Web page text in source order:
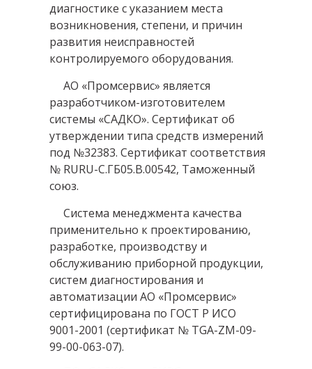
диагностике с указанием места
возникновения, степени, и причин
развития неисправностей
контролируемого оборудования.
АО «Промсервис» является
разработчиком-изготовителем
системы «САДКО». Сертификат об
утверждении типа средств измерений
под №32383. Сертификат соответствия
№ RURU-C.ГБ05.В.00542, Таможенный
союз.
Система менеджмента качества
применительно к проектированию,
разработке, производству и
обслуживанию приборной продукции,
систем диагностирования и
автоматизации АО «Промсервис»
сертифицирована по ГОСТ Р ИСО
9001-2001 (сертификат № TGA-ZM-09-
99-00-063-07).